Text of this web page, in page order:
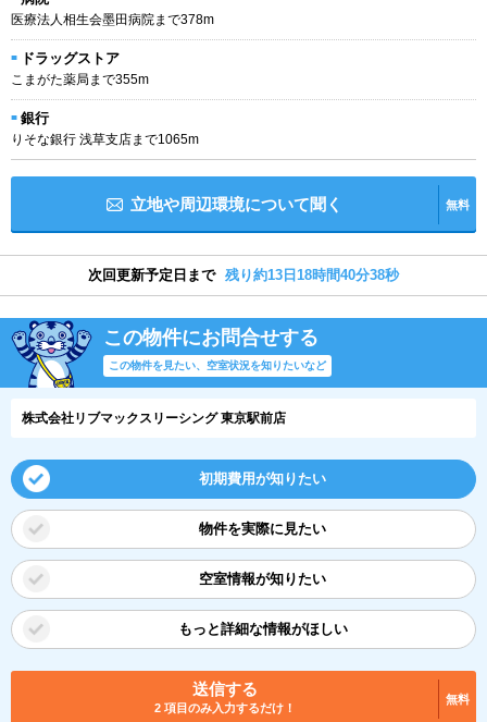
医療法人相生会墨田病院まで378m
ドラッグストア
こまがた薬局まで355m
銀行
りそな銀行 浅草支店まで1065m
立地や周辺環境について聞く 無料
次回更新予定日まで 残り約13日18時間40分37秒
この物件にお問合せする
この物件を見たい、空室状況を知りたいなど
株式会社リブマックスリーシング 東京駅前店
初期費用が知りたい
物件を実際に見たい
空室情報が知りたい
もっと詳細な情報がほしい
送信する
2 項目のみ入力するだけ！
無料